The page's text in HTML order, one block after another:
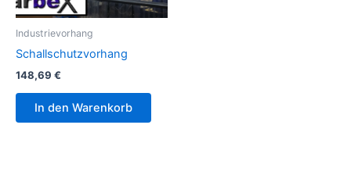
Industrievorhang
Schallschutzvorhang
148,69 €
In den Warenkorb